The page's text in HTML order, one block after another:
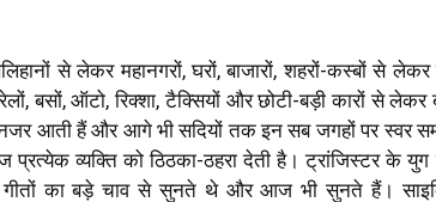
से लेकर महानगरों, घरों, बाजारों, शहरों-कस्बों से लेकर
बसों, ऑटो, रिक्शा, टैक्सियों और छोटी-बड़ी कारों से लेकर
नजर आती हैं और आगे भी सदियों तक इन सब जगहों पर स्वर
प्रत्येक व्यक्ति को ठिठका-ठहरा देती है। ट्रांजिस्टर के
गीतों का बड़े चाव से सुनते थे और आज भी सुनते हैं।